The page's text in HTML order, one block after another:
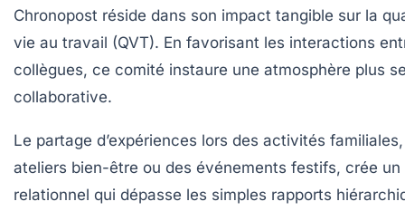
Chronopost réside dans son impact tangible sur la
vie au travail (QVT). En favorisant les interactions
collègues, ce comité instaure une atmosphère plus
collaborative.
Le partage d’expériences lors des activités
ateliers bien-être ou des événements festifs, crée un
relationnel qui dépasse les simples rapports